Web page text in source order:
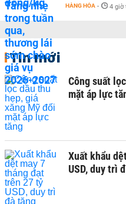
HÀNG HÓA - 4 giờ
Tin mới
Công suất
mặt áp lực
Xuất khẩu
USD, duy trì